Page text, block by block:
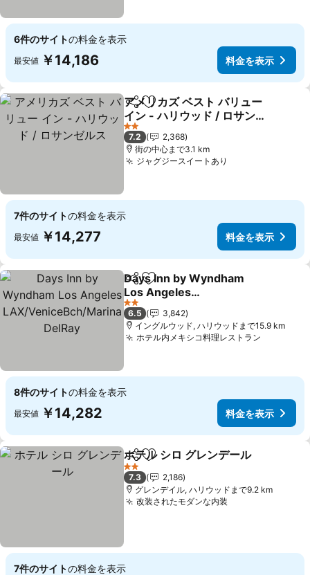
6件のサイトの料金を表示
最安値 ￥14,186 料金を表示
シェアお気に入りに追加
アメリカズ ベスト バリュー
イン - ハリウッド / ロサン
ゼルス
料金を表示
2 ホテルのランク
7.2
2,368
街の中心まで3.1 km
ジャグジースイートあり
7件のサイトの料金を表示
最安値 ￥14,277 料金を表示
シェアお気に入りに追加
Days Inn by Wyndham
Los Angeles
LAX/VeniceBch/Marina
DelRay
料金を表示
2 ホテルのランク
6.5
3,842
イングルウッド, ハリウッドまで15.9 km
ホテル内メキシコ料理レストラン
8件のサイトの料金を表示
最安値 ￥14,282 料金を表示
シェアお気に入りに追加
ホテル シロ グレンデール
2 ホテルのランク
7.3
2,186
グレンデイル, ハリウッドまで9.2 km
改装されたモダンな内装料金を表示
7件のサイトの料金を表示